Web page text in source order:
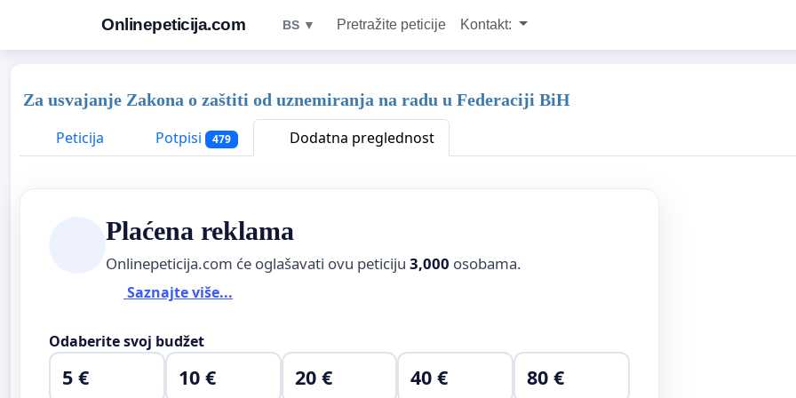
Onlinepeticija.com BS ▼ Pretražite peticije Kontakt:
Za usvajanje Zakona o zaštiti od uznemiranja na radu u Federaciji BiH
Peticija
Potpisi 479 Dodatna preglednost
Plaćena reklama
Onlinepeticija.com će oglašavati ovu peticiju 3,000 osobama.
Saznajte više...
Odaberite svoj budžet
5 € 10 € 20 € 40 € 80 €